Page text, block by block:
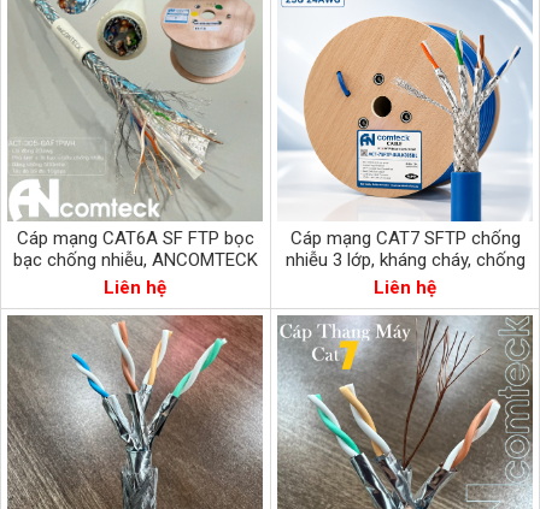
Cáp mạng CAT6A SF FTP bọc
bạc chống nhiễu, ANCOMTECK
ACT-305-6AFTPWH
Liên hệ
Cáp mạng CAT7 SFTP chống
nhiễu 3 lớp, kháng cháy, chống
chuột, màu xanh, dài 305m/cuộn
Liên hệ